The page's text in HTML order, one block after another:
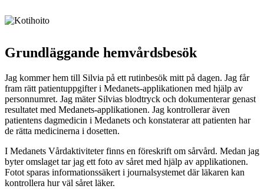
Grundläggande hemvårdsbesök
Jag kommer hem till Silvia på ett rutinbesök mitt på dagen. Jag får
fram rätt patientuppgifter i Medanets-applikationen med hjälp av
personnumret. Jag mäter Silvias blodtryck och dokumenterar genast
resultatet med Medanets-applikationen. Jag kontrollerar även
patientens dagmedicin i Medanets och konstaterar att patienten har
de rätta medicinerna i dosetten.
I Medanets Vårdaktiviteter finns en föreskrift om sårvård. Medan jag
byter omslaget tar jag ett foto av såret med hjälp av applikationen.
Fotot sparas informationssäkert i journalsystemet där läkaren kan
kontrollera hur väl såret läker.